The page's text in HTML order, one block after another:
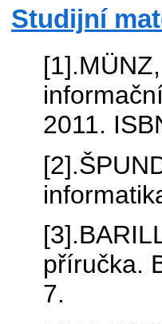
Studijní
2011.
příručka.
7.